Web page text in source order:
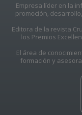
Empresa líder en la
promoción,
Editora de la revista
los Premios
El área de
formación y